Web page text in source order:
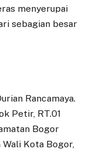
menyerupai
sebagian besar
Rancamaya.
Petir, RT.01
Bogor
Kota Bogor,